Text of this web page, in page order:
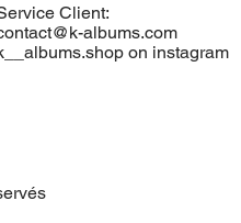
Client:
albums.com
on instagram